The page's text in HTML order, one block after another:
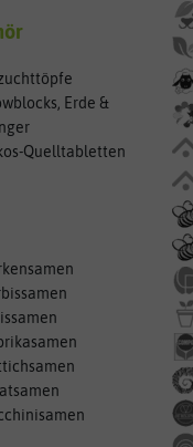
Erde &
Quelltabletten